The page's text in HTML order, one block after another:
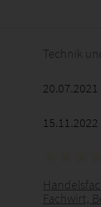
Technik
15.11.2022
Fachwirt,